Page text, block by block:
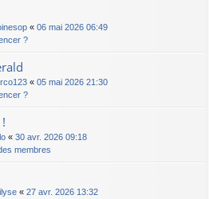
« 06 mai 2026 06:49
?
« 05 mai 2026 21:30
?
« 30 avr. 2026 09:18
membres
« 27 avr. 2026 13:32